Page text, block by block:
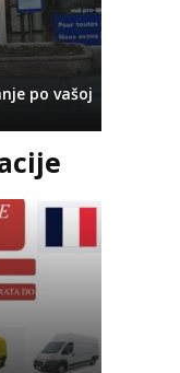
po vašoj